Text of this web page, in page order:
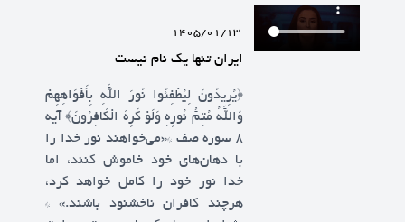
1405/01/13
ایران تنها یک نام نیست
﴿يُرِيدُونَ لِيُطْفِئُوا نُورَ اللَّهِ بِأَفْوَاهِهِمْ
وَاللَّهُ مُتِمُّ نُورِهِ وَلَوْ كَرِهَ الْكَافِرُونَ﴾ آیه
۸ سوره صف *«می‌خواهند نور خدا را
با دهان‌های خود خاموش کنند، اما
خدا نور خود را کامل خواهد کرد،
هرچند کافران ناخشنود باشند.» *